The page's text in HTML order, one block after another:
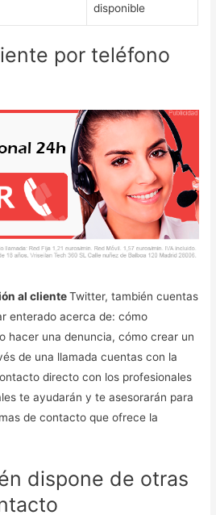
disponible
por teléfono
al clienteTwitter, también cuentas
enterado acerca de: cómo
hacer una denuncia, cómo crear un
de una llamada cuentas con la
directo con los profesionales
te ayudarán y te asesorarán para
de contacto que ofrece la
dispone de otras